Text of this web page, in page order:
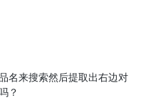
名来搜索然后提取出右边对
？